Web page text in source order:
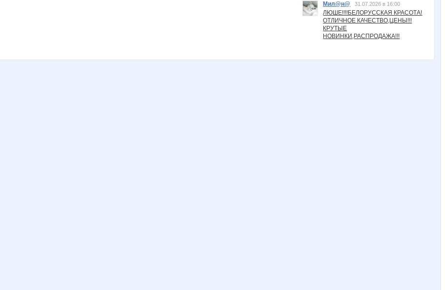
Мил@н@
31.07.2026 в 16:00
ЛЮШЕ!!!!БЕЛОРУССКАЯ КРАСОТА!
ОТЛИЧНОЕ КАЧЕСТВО,ЦЕНЫ!!!
КРУТЫЕ
НОВИНКИ,РАСПРОДАЖА!!!